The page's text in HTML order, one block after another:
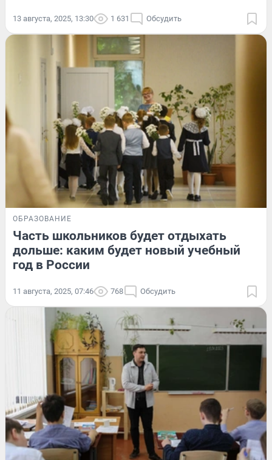
13 августа, 2025, 13:30 1 631 Обсудить
ОБРАЗОВАНИЕ
Часть школьников будет отдыхать
дольше: каким будет новый учебный
год в России
11 августа, 2025, 07:46 768 Обсудить